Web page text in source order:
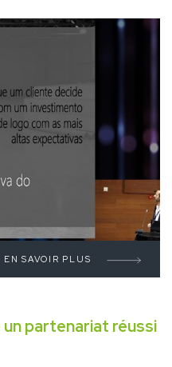
EN SAVOIR PLUS
un partenariat réussi